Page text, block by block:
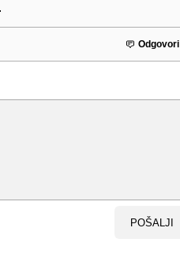
Odgovori
POŠALJI